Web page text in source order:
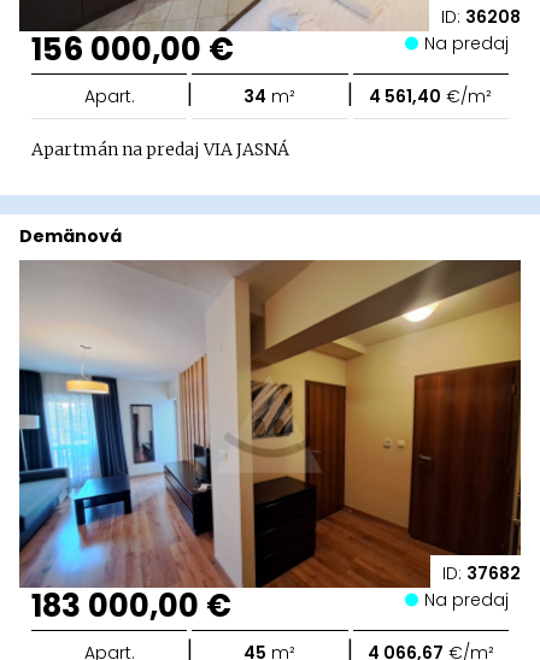
ID: 36208
156 000,00 € Na predaj
Apart. | 34 m² | 4 561,40 €/m²
Apartmán na predaj VIA JASNÁ
ID: 37682
Demänová
183 000,00 € Na predaj
Apart. | 45 m² | 4 066,67 €/m²